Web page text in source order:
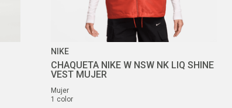
NIKE
CHAQUETA NIKE W NSW NK LIQ SHINE
VEST MUJER
mujer
1 color